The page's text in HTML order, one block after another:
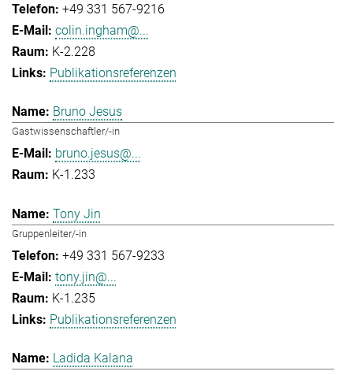
+49 331 567-9216
colin.ingham@...
K-2.228
Publikationsreferenzen
Bruno Jesus
Gastwissenschaftler/-in
bruno.jesus@...
K-1.233
Tony Jin
Gruppenleiter/-in
+49 331 567-9233
tony.jin@...
K-1.235
Publikationsreferenzen
Ladida Kalana